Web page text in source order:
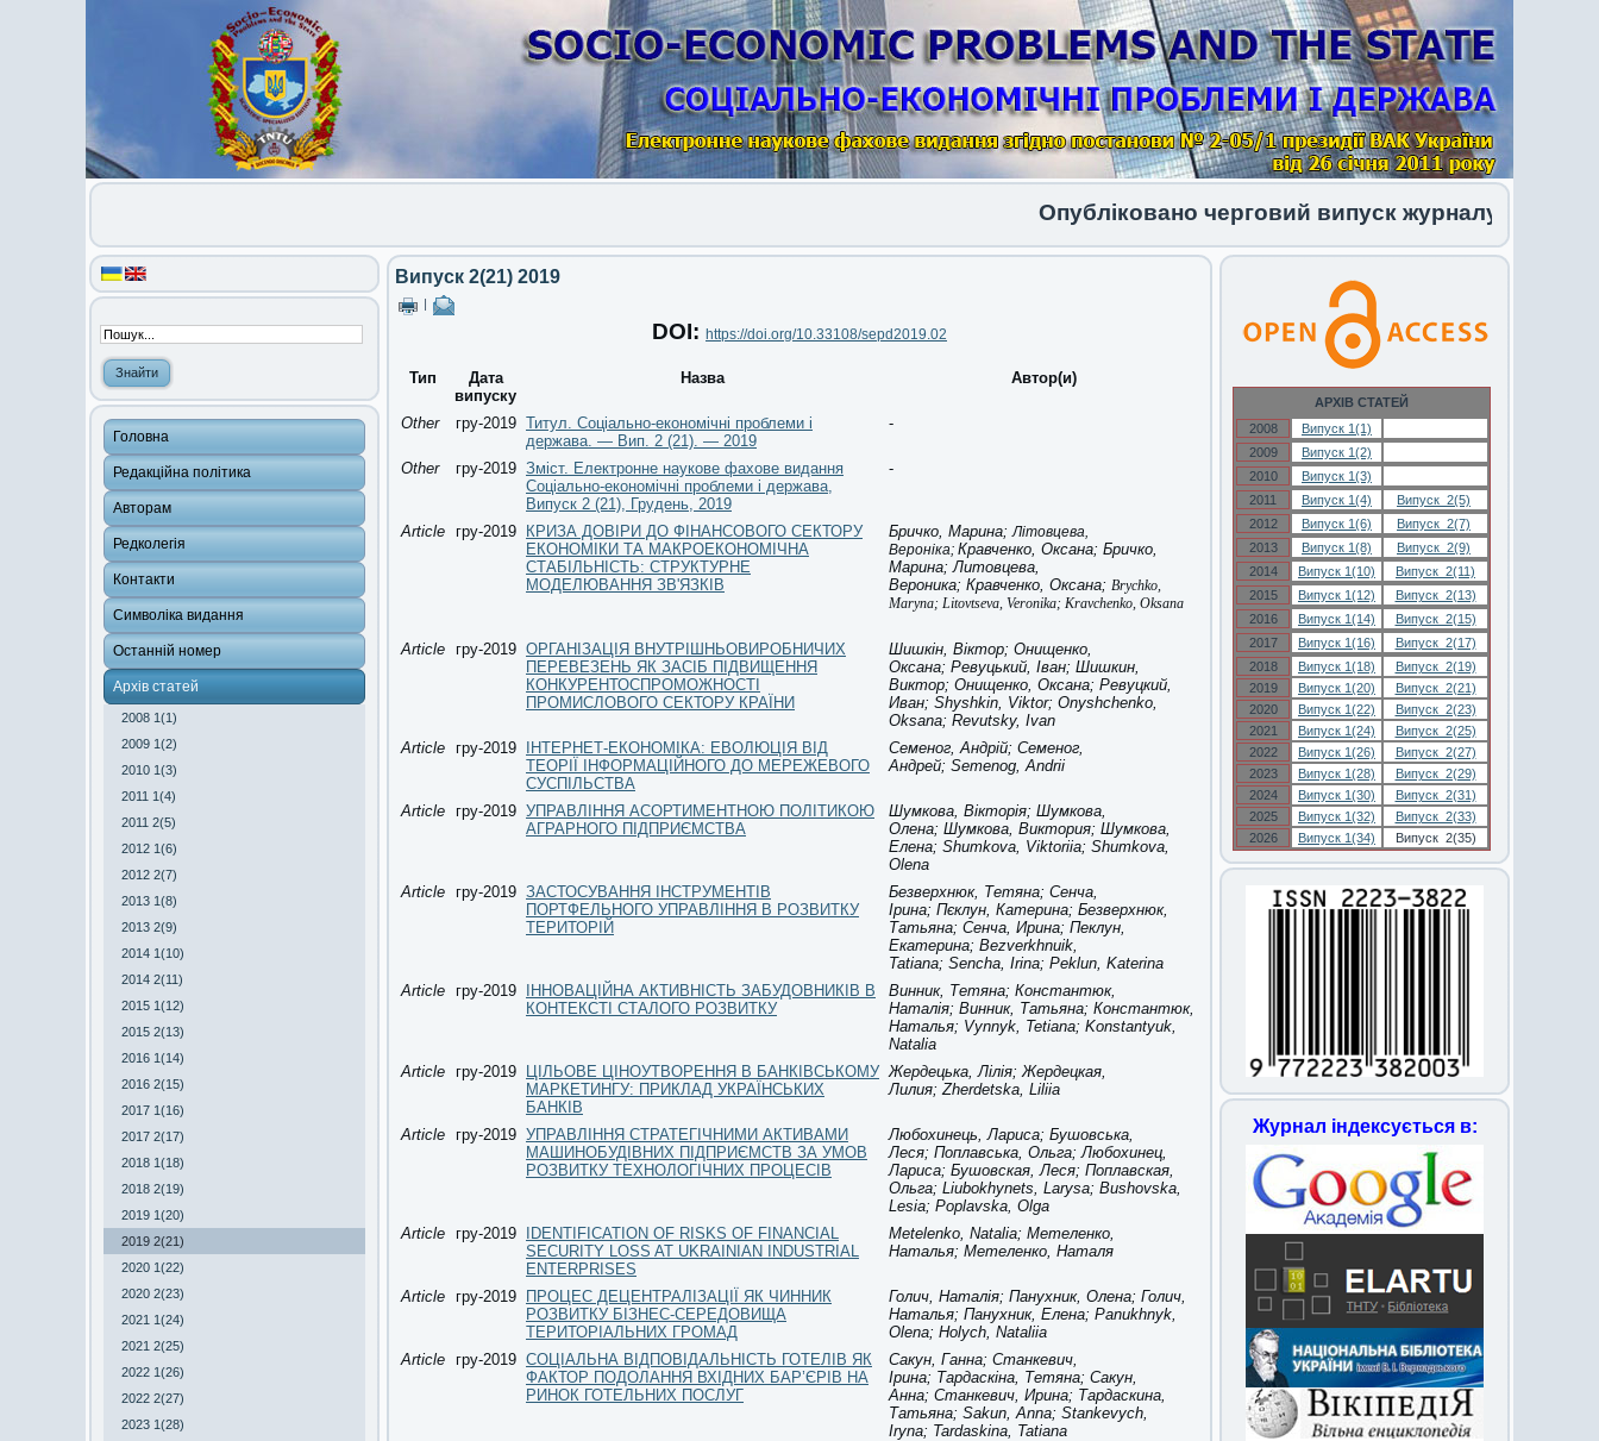
Опубліковано черговий випуск журналу 1 (34) 2026
Головна
Редакційна політика
Авторам
Редколегія
Контакти
Символіка видання
Останній номер
Архів статей
2008 1(1)
2009 1(2)
2010 1(3)
2011 1(4)
2011 2(5)
2012 1(6)
2012 2(7)
2013 1(8)
2013 2(9)
2014 1(10)
2014 2(11)
2015 1(12)
2015 2(13)
2016 1(14)
2016 2(15)
2017 1(16)
2017 2(17)
2018 1(18)
2018 2(19)
2019 1(20)
2019 2(21)
2020 1(22)
2020 2(23)
2021 1(24)
2021 2(25)
2022 1(26)
2022 2(27)
2023 1(28)
Випуск 2(21) 2019
DOI: https://doi.org/10.33108/sepd2019.02
Тип
Дата
випуску
Назва Автор(и)
Other гру-2019 Титул. Соціально-економічні проблеми і
держава. — Вип. 2 (21). — 2019
-
Other гру-2019 Зміст. Електронне наукове фахове видання
Соціально-економічні проблеми і держава,
Випуск 2 (21), Грудень, 2019
-
Article гру-2019
КРИЗА ДОВІРИ ДО ФІНАНСОВОГО СЕКТОРУ
ЕКОНОМІКИ ТА МАКРОЕКОНОМІЧНА
СТАБІЛЬНІСТЬ: СТРУКТУРНЕ
МОДЕЛЮВАННЯ ЗВ'ЯЗКІВ
Бричко, Марина;Літовцева,
Вероніка; Кравченко, Оксана; Бричко,
Марина;Литовцева,
Вероника; Кравченко, Оксана; Brychko,
Maryna; Litovtseva, Veronika; Kravchenko, Oksana
Article гру-2019 ОРГАНІЗАЦІЯ ВНУТРІШНЬОВИРОБНИЧИХ
ПЕРЕВЕЗЕНЬ ЯК ЗАСІБ ПІДВИЩЕННЯ
КОНКУРЕНТОСПРОМОЖНОСТІ
ПРОМИСЛОВОГО СЕКТОРУ КРАЇНИ
Шишкін, Віктор; Онищенко,
Оксана; Ревуцький, Іван; Шишкин,
Виктор; Онищенко, Оксана; Ревуцкий,
Иван; Shyshkin, Viktor; Onyshchenko,
Oksana; Revutsky, Ivan
Article
гру-2019
ІНТЕРНЕТ-ЕКОНОМІКА: ЕВОЛЮЦІЯ ВІД
ТЕОРІЇ ІНФОРМАЦІЙНОГО ДО МЕРЕЖЕВОГО
СУСПІЛЬСТВА
Семеног, Андрій; Семеног,
Андрей; Semenog, Andrii
Article гру-2019 УПРАВЛІННЯ АСОРТИМЕНТНОЮ ПОЛІТИКОЮ
АГРАРНОГО ПІДПРИЄМСТВА
Шумкова, Вікторія; Шумкова,
Олена; Шумкова, Виктория; Шумкова,
Елена; Shumkova, Viktoriia; Shumkova,
Olena
Article
гру-2019 ЗАСТОСУВАННЯ ІНСТРУМЕНТІВ
ПОРТФЕЛЬНОГО УПРАВЛІННЯ В РОЗВИТКУ
ТЕРИТОРІЙ
Безверхнюк, Тетяна; Сенча,
Ірина; Пєклун, Катерина; Безверхнюк,
Татьяна; Сенча, Ирина; Пеклун,
Екатерина; Bezverkhnuik,
Tatiana; Sencha, Irina; Peklun, Katerina
Article
гру-2019
ІННОВАЦІЙНА АКТИВНІСТЬ ЗАБУДОВНИКІВ В
КОНТЕКСТІ СТАЛОГО РОЗВИТКУ
Винник, Тетяна; Константюк,
Наталія; Винник, Татьяна; Константюк,
Наталья; Vynnyk, Tetiana; Konstantyuk,
Natalia
Article
гру-2019
ЦІЛЬОВЕ ЦІНОУТВОРЕННЯ В БАНКІВСЬКОМУ
МАРКЕТИНГУ: ПРИКЛАД УКРАЇНСЬКИХ
БАНКІВ
Жердецька, Лілія; Жердецкая,
Лилия; Zherdetska, Liliia
Article гру-2019 УПРАВЛІННЯ СТРАТЕГІЧНИМИ АКТИВАМИ
МАШИНОБУДІВНИХ ПІДПРИЄМСТВ ЗА УМОВ
РОЗВИТКУ ТЕХНОЛОГІЧНИХ ПРОЦЕСІВ
Любохинець, Лариса; Бушовська,
Леся; Поплавська, Ольга; Любохинец,
Лариса; Бушовская, Леся; Поплавская,
Ольга; Liubokhynets, Larysa; Bushovska,
Lesia; Poplavska, Olga
Article
гру-2019
IDENTIFICATION OF RISKS OF FINANCIAL
SECURITY LOSS AT UKRAINIAN INDUSTRIAL
ENTERPRISES
Metelenko, Natalia; Метеленко,
Наталья; Метеленко, Наталя
Article гру-2019
ПРОЦЕС ДЕЦЕНТРАЛІЗАЦІЇ ЯК ЧИННИК
РОЗВИТКУ БІЗНЕС-СЕРЕДОВИЩА
ТЕРИТОРІАЛЬНИХ ГРОМАД
Голич, Наталія; Панухник, Олена; Голич,
Наталья; Панухник, Елена; Panukhnyk,
Olena; Holych, Nataliia
Article
гру-2019 СОЦІАЛЬНА ВІДПОВІДАЛЬНІСТЬ ГОТЕЛІВ ЯК
ФАКТОР ПОДОЛАННЯ ВХІДНИХ БАР’ЄРІВ НА
РИНОК ГОТЕЛЬНИХ ПОСЛУГ
Сакун, Ганна; Станкевич,
Ірина; Тардаскіна, Тетяна; Сакун,
Анна; Станкевич, Ирина; Тардаскина,
Татьяна; Sakun, Anna; Stankevych,
Iryna; Tardaskina, Tatiana
АРХІВ СТАТЕЙ
2008
Випуск 1(1)
2009
Випуск 1(2)
2010
Випуск 1(3)
2011
Випуск 1(4)
Випуск 2(5)
2012
Випуск 1(6)
Випуск 2(7)
2013
Випуск 1(8)
Випуск 2(9)
2014
Випуск 1(10)
Випуск 2(11)
2015
Випуск 1(12)
Випуск 2(13)
2016
Випуск 1(14)
Випуск 2(15)
2017
Випуск 1(16)
Випуск 2(17)
2018
Випуск 1(18)
Випуск 2(19)
2019
Випуск 1(20)
Випуск 2(21)
2020
Випуск 1(22)
Випуск 2(23)
2021
Випуск 1(24)
Випуск 2(25)
2022
Випуск 1(26)
Випуск 2(27)
2023
Випуск 1(28)
Випуск 2(29)
2024
Випуск 1(30)
Випуск 2(31)
2025
Випуск 1(32)
Випуск 2(33)
2026
Випуск 1(34) Випуск 2(35)
Журнал індексується в: